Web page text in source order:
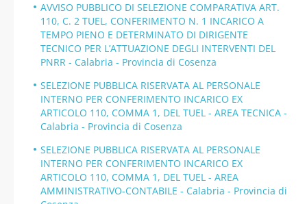
AVVISO PUBBLICO DI SELEZIONE COMPARATIVA ART.
110, C. 2 TUEL, CONFERIMENTO N. 1 INCARICO A
TEMPO PIENO E DETERMINATO DI DIRIGENTE
TECNICO PER L’ATTUAZIONE DEGLI INTERVENTI DEL
PNRR - Calabria - Provincia di Cosenza
SELEZIONE PUBBLICA RISERVATA AL PERSONALE
INTERNO PER CONFERIMENTO INCARICO EX
ARTICOLO 110, COMMA 1, DEL TUEL - AREA TECNICA -
Calabria - Provincia di Cosenza
SELEZIONE PUBBLICA RISERVATA AL PERSONALE
INTERNO PER CONFERIMENTO INCARICO EX
ARTICOLO 110, COMMA 1, DEL TUEL - AREA
AMMINISTRATIVO-CONTABILE - Calabria - Provincia di